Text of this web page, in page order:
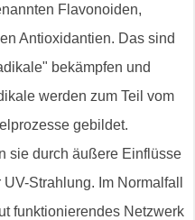
Flavonoiden,
Antioxidantien. Das sind
bekämpfen und
werden zum Teil vom
gebildet.
sie durch äußere Einflüsse
Strahlung. Im Normalfall
funktionierendes Netzwerk